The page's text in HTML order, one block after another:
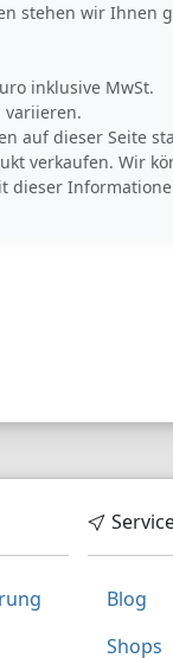
stehen wir Ihnen
inklusive MwSt.
variieren.
auf dieser Seite
verkaufen. Wir
dieser
Blog
Shops